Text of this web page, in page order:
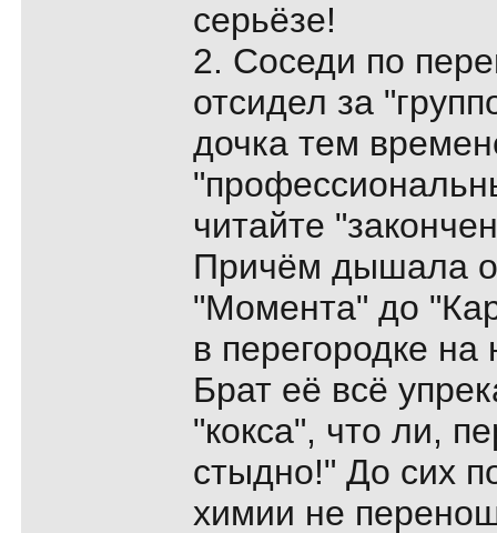
серьёзе!
2. Соседи по
отсидел за
дочка тем
читайте
Причём дышала
"Момента" до
в перегородке
Брат её всё
"кокса", что ли,
стыдно!" До сих
химии не